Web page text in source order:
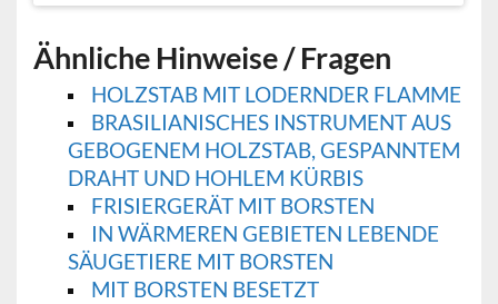
Ähnliche Hinweise / Fragen
HOLZSTAB MIT LODERNDER FLAMME
BRASILIANISCHES INSTRUMENT AUS
GEBOGENEM HOLZSTAB, GESPANNTEM
DRAHT UND HOHLEM KÜRBIS
FRISIERGERÄT MIT BORSTEN
IN WÄRMEREN GEBIETEN LEBENDE
SÄUGETIERE MIT BORSTEN
MIT BORSTEN BESETZT